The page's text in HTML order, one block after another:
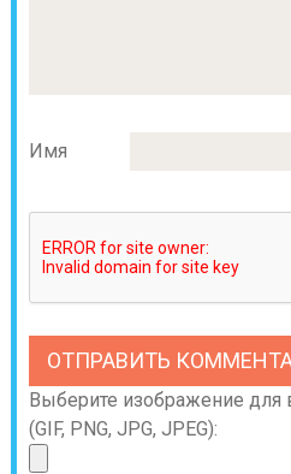
Имя
Выберите изображение для
(GIF, PNG, JPG, JPEG):